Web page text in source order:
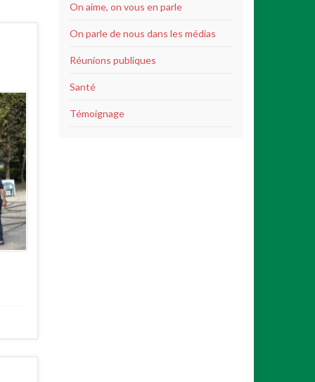
On aime, on vous en parle
On parle de nous dans les médias
Réunions publiques
Santé
Témoignage